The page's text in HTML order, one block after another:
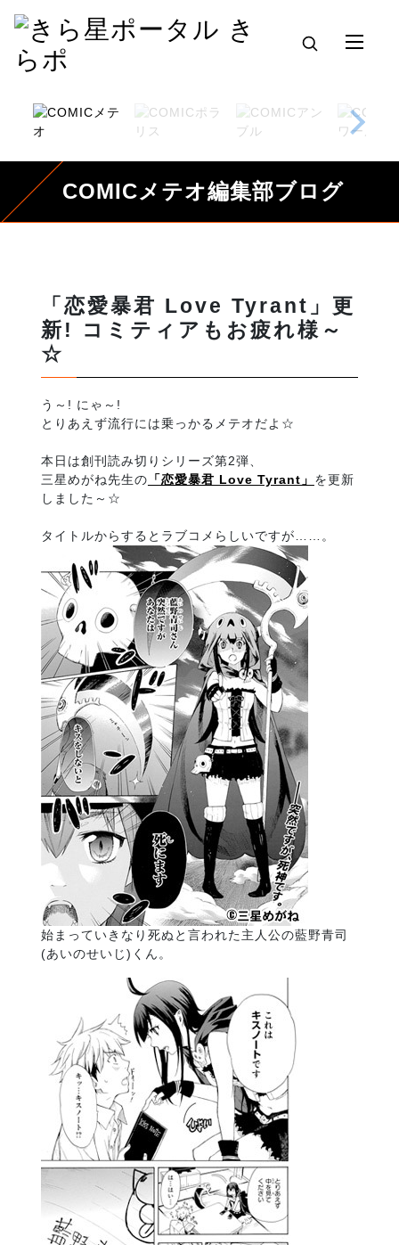
COMICメテオ編集部ブログ
「恋愛暴君 Love Tyrant」更
新! コミティアもお疲れ様～
☆
う～! にゃ～!
とりあえず流行には乗っかるメテオだよ☆
本日は創刊読み切りシリーズ第2弾、
三星めがね先生の 「恋愛暴君 Love Tyrant」 を更新
しました～☆
タイトルからするとラブコメらしいですが……。
始まっていきなり死ぬと言われた主人公の藍野青司
(あいのせいじ)くん。